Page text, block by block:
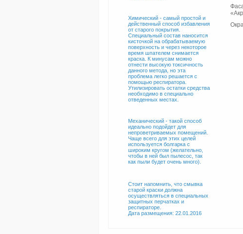
Химический - самый простой и
действенный способ избавления
от старого покрытия.
Специальный состав наносится
кисточкой на обрабатываемую
поверхность и через некоторое
время шпателем снимается
краска. К минусам можно
отнести высокую токсичность
данного метода, но эта
проблема легко решается с
помощью респиратора.
Утилизировать остатки средства
необходимо в специально
отведенных местах.
Механический - такой способ
идеально подойдет для
непроветриваемых помещений.
Чаще всего для этих целей
используется болгарка с
широким кругом (желательно,
чтобы в ней был пылесос, так
как пыли будет очень много).
Стоит напомнить, что смывка
старой краски должна
осуществляться в специальных
защитных перчатках и
респираторе.
Дата размещения: 22.01.2016